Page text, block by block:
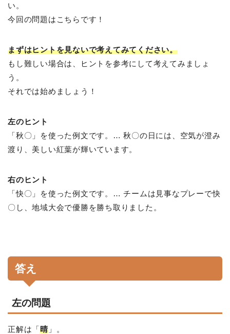
い。
今回の問題はこちらです！
まずはヒントを見ないで考えてみてください。
もし難しい場合は、ヒントを参考にして考えてみましょ
う。
それでは始めましょう！
左のヒント
「秋〇」を使った例文です。… 秋〇の日には、空気が澄み
渡り、美しい紅葉が輝いています。
右のヒント
「快〇」を使った例文です。… チームは見事なプレーで快
〇し、地域大会で優勝を勝ち取りました。
答え
左の問題
正解は「晴」。